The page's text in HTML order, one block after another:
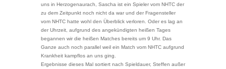
uns in Herzogenaurach, Sascha ist ein Spieler vom NHTC der
zu dem Zeitpunkt noch nicht da war und der Fragensteller
vom NHTC hatte wohl den Überblick verloren. Oder es lag an
der Uhrzeit, aufgrund des angekündigten heißen Tages
begannen wir die heißen Matches bereits um 9 Uhr. Das
Ganze auch noch parallel weil ein Match vom NHTC aufgrund
Krankheit kampflos an uns ging.
Ergebnisse dieses Mal sortiert nach Spieldauer, Steffen außer